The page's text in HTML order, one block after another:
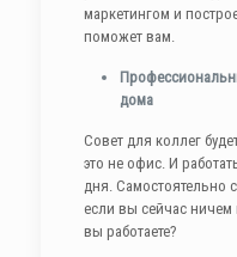
маркетингом и
поможет вам.
дома
Совет для коллег
это не офис. И
дня. Самостоятельно
если вы сейчас ничем
вы работаете?